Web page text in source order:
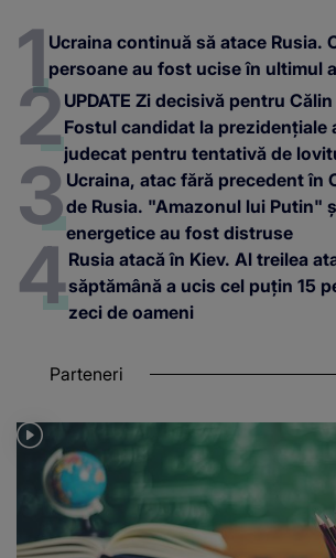
Ucraina continuă să atace Rusia.
persoane au fost ucise în ultimul
UPDATE Zi decisivă pentru
Fostul candidat la prezidențiale
judecat pentru tentativă de
Ucraina, atac fără precedent în
de Rusia. "Amazonul lui Putin"
energetice au fost distruse
Rusia atacă în Kiev. Al treilea
săptămână a ucis cel puțin 15
zeci de oameni
Parteneri